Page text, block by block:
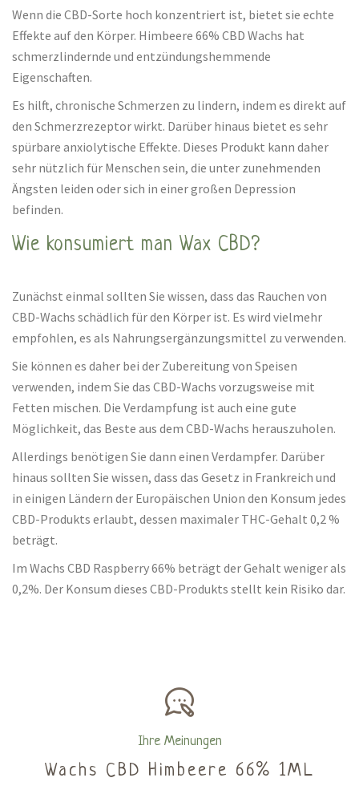
Wenn die CBD-Sorte hoch konzentriert ist, bietet sie echte
Effekte auf den Körper. Himbeere 66% CBD Wachs hat
schmerzlindernde und entzündungshemmende
Eigenschaften.
Es hilft, chronische Schmerzen zu lindern, indem es direkt auf
den Schmerzrezeptor wirkt. Darüber hinaus bietet es sehr
spürbare anxiolytische Effekte. Dieses Produkt kann daher
sehr nützlich für Menschen sein, die unter zunehmenden
Ängsten leiden oder sich in einer großen Depression
befinden.
Wie konsumiert man Wax CBD?
Zunächst einmal sollten Sie wissen, dass das Rauchen von
CBD-Wachs schädlich für den Körper ist. Es wird vielmehr
empfohlen, es als Nahrungsergänzungsmittel zu verwenden.
Sie können es daher bei der Zubereitung von Speisen
verwenden, indem Sie das CBD-Wachs vorzugsweise mit
Fetten mischen. Die Verdampfung ist auch eine gute
Möglichkeit, das Beste aus dem CBD-Wachs herauszuholen.
Allerdings benötigen Sie dann einen Verdampfer. Darüber
hinaus sollten Sie wissen, dass das Gesetz in Frankreich und
in einigen Ländern der Europäischen Union den Konsum jedes
CBD-Produkts erlaubt, dessen maximaler THC-Gehalt 0,2 %
beträgt.
Im Wachs CBD Raspberry 66% beträgt der Gehalt weniger als
0,2%. Der Konsum dieses CBD-Produkts stellt kein Risiko dar.
Ihre Meinungen
Wachs CBD Himbeere 66% 1ML